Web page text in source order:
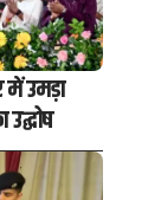
में उमड़ा
उद्घोष